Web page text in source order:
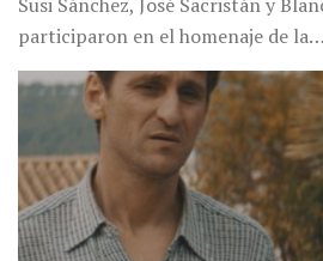
Susi Sánchez, José Sacristán y
participaron en el homenaje de la…